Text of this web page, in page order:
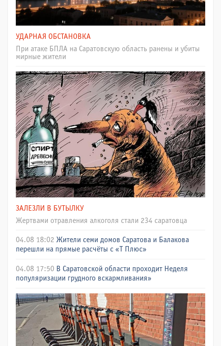
УДАРНАЯ ОБСТАНОВКА
При атаке БПЛА на Саратовскую область ранены и убиты
мирные жители
ЗАЛЕЗЛИ В БУТЫЛКУ
Жертвами отравления алкоголя стали 234 саратовца
04.08 18:02 Жители семи домов Саратова и Балакова
перешли на прямые расчёты с «Т Плюс»
04.08 17:50 В Саратовской области проходит Неделя
популяризации грудного вскармливания»